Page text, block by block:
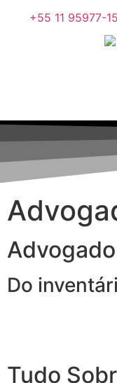
+55 11 95977-
Do
Tudo